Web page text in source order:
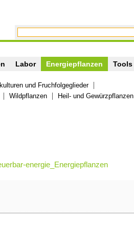
Labor Energiepflanzen Tools
und Fruchfolgeglieder
Wildpflanzen Heil- und Gewürzpflanzen
energie_Energiepflanzen